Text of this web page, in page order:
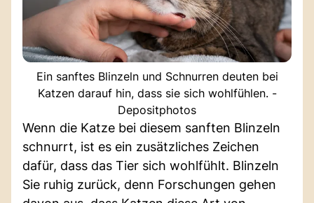
Ein sanftes Blinzeln und Schnurren deuten bei
Katzen darauf hin, dass sie sich wohlfühlen. -
Depositphotos
Wenn die Katze bei diesem sanften Blinzeln
schnurrt, ist es ein zusätzliches Zeichen
dafür, dass das Tier sich wohlfühlt. Blinzeln
Sie ruhig zurück, denn Forschungen gehen